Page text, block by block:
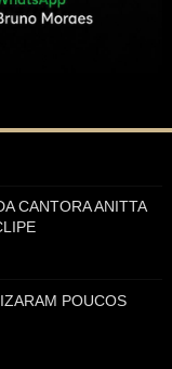
CANTORA ANITTA
POUCOS